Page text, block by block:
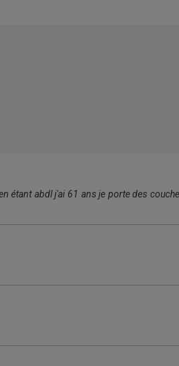
étant abdl j'ai 61 ans je porte des